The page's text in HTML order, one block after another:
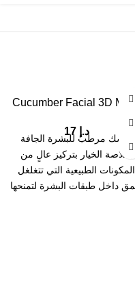
Cucumber Facial 3D Mask
د.إ 17
ماسك مرطب للبشرة الجافة
بخلاصة الخيار بتركيز عالٍ من
المكونات الطبيعية التي تتغلغل
داخل طبقات البشرة لتمنحها